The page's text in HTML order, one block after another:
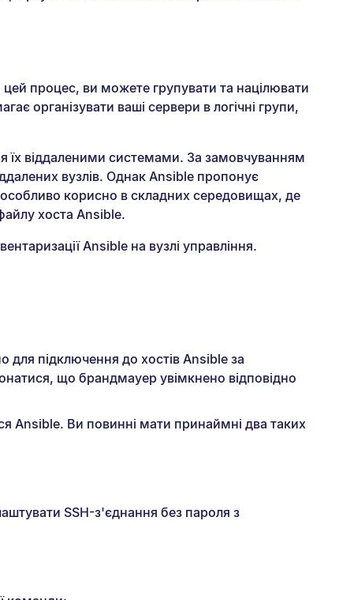
процес, ви можете групувати та націлювати
організувати ваші сервери в логічні групи,
їх віддаленими системами. За замовчуванням
вузлів. Однак Ansible пропонує
особливо корисно в складних середовищах, де
хоста Ansible.
Ansible на вузлі управління.
підключення до хостів Ansible за
що брандмауер увімкнено відповідно
Ansible. Ви повинні мати принаймні два таких
SSH-з'єднання без пароля з